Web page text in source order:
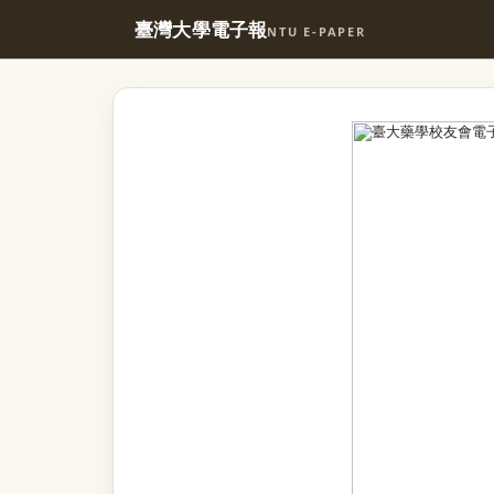
臺灣大學電子報NTU E-PAPER